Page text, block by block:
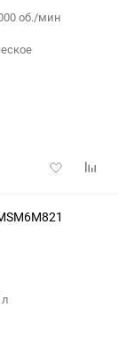
об./мин
Добавить